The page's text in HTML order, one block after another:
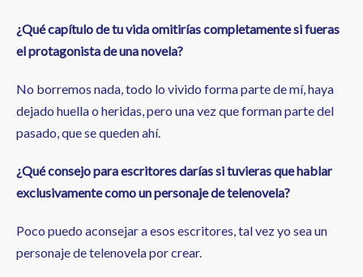
¿Qué capítulo de tu vida omitirías completamente si fueras
el protagonista de una novela?
No borremos nada, todo lo vivido forma parte de mí, haya
dejado huella o heridas, pero una vez que forman parte del
pasado, que se queden ahí.
¿Qué consejo para escritores darías si tuvieras que hablar
exclusivamente como un personaje de telenovela?
Poco puedo aconsejar a esos escritores, tal vez yo sea un
personaje de telenovela por crear.